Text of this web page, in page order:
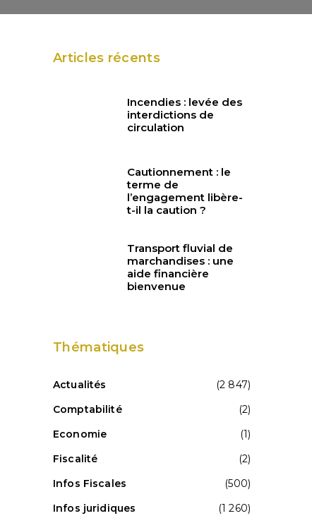
Articles récents
Incendies : levée des
interdictions de
circulation
Cautionnement : le
terme de
l’engagement libère-
t-il la caution ?
Transport fluvial de
marchandises : une
aide financière
bienvenue
Thématiques
Actualités
(2 847)
Comptabilité
(2)
Economie
(1)
Fiscalité
(2)
Infos Fiscales
(500)
Infos juridiques
(1 260)